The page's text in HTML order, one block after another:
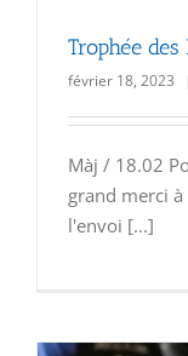
Trophée
février 18, 2023
Màj / 18.02
grand merci
l'envoi [...]